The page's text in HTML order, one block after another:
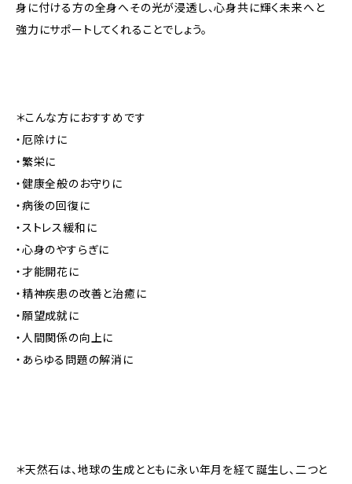
身に付ける方の全身へその光が浸透し、心身共に輝く未来へと
強力にサポートしてくれることでしょう。
＊こんな方におすすめです
・厄除けに
・繁栄に
・健康全般のお守りに
・病後の回復に
・ストレス緩和に
・心身のやすらぎに
・才能開花に
・精神疾患の改善と治癒に
・願望成就に
・人間関係の向上に
・あらゆる問題の解消に
＊天然石は、地球の生成とともに永い年月を経て誕生し、二つと